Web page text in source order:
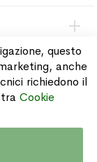
questo
anche
richiedono il
Cookie